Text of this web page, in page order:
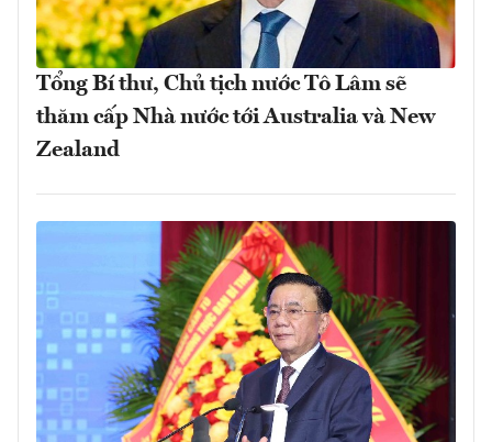
Tổng Bí thư, Chủ tịch nước Tô Lâm sẽ
thăm cấp Nhà nước tới Australia và New
Zealand